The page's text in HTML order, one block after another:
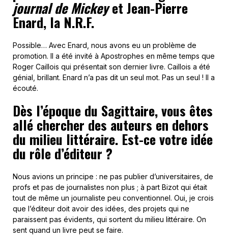
journal de Mickeyet Jean-Pierre
Enard, la N.R.F.
Possible… Avec Enard, nous avons eu un problème de
promotion. Il a été invité à Apostrophes en même temps que
Roger Caillois qui présentait son dernier livre. Caillois a été
génial, brillant. Enard n’a pas dit un seul mot. Pas un seul ! Il a
écouté.
Dès l’époque du Sagittaire, vous êtes
allé chercher des auteurs en dehors
du milieu littéraire. Est-ce votre idée
du rôle d’éditeur ?
Nous avions un principe : ne pas publier d’universitaires, de
profs et pas de journalistes non plus ; à part Bizot qui était
tout de même un journaliste peu conventionnel. Oui, je crois
que l’éditeur doit avoir des idées, des projets qui ne
paraissent pas évidents, qui sortent du milieu littéraire. On
sent quand un livre peut se faire.